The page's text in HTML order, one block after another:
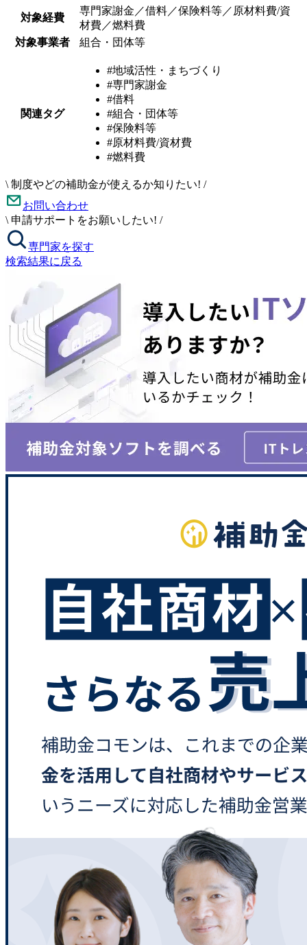
対象経費
専門家謝金／借料／保険料等／原材料費/資
材費／燃料費
対象事業者
組合・団体等
関連タグ
#地域活性・まちづくり
#専門家謝金
#借料
#組合・団体等
#保険料等
#原材料費/資材費
#燃料費
\ 制度やどの補助金が使えるか知りたい! /
お問い合わせ
\ 申請サポートをお願いしたい! /
専門家を探す
検索結果に戻る